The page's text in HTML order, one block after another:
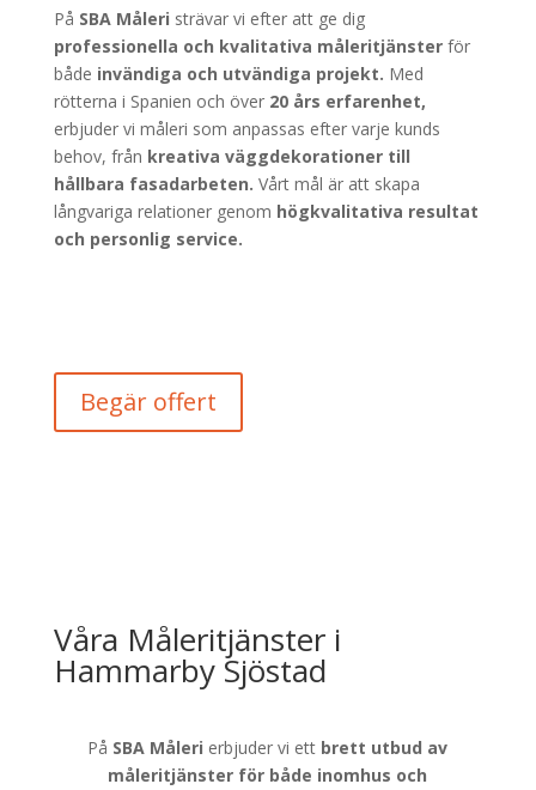
På SBA Måleri strävar vi efter att ge dig
professionella och kvalitativa måleritjänsterför
både invändiga och utvändiga projekt. Med
rötterna i Spanien och över 20 års erfarenhet,
erbjuder vi måleri som anpassas efter varje kunds
behov, från kreativa väggdekorationer till
hållbara fasadarbeten. Vårt mål är att skapa
långvariga relationer genom högkvalitativa resultat
och personlig service.
Begär offert
Våra Måleritjänster i
Hammarby Sjöstad
På SBA Måleri erbjuder vi ett brett utbud av
måleritjänster för både inomhus och